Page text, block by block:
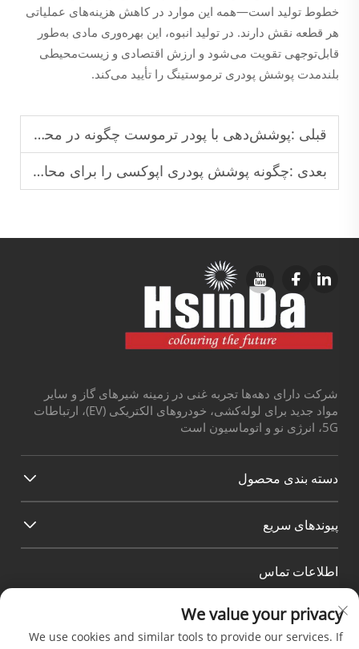
خطوط تولید است—همه این موارد در کاهش هزینه‌های عملیاتی
هر قطعه نقش دارند. در تولید انبوه، این بهره‌وری مادی به‌طور
قابل‌توجهی تقویت می‌شود و ارزش اقتصادی و زیست‌محیطی
بلندمدت پوشش پودری ترموستینگ را تأیید می‌کند.
قبلی :پوشش‌دهی با پودر ترموست چگونه در محیط‌های صنعتی در برابر خوردگی شیمیایی مقاومت می‌کند؟
بعدی :چگونه پوشش پودری اپوکسی را برای محافظت تجهیزات صنعتی سنگین انتخاب کنیم
شرکت دارای دهه‌ها تجربه غنی در زمینه شیرهای گاز و سایر
مواد جدید برای لوله‌کشی، خودروهای الکتریکی (EV)، ارتباطات
5G، انرژی نو و اتوماسیون است
دسته بندی محصول
پیوندهای سریع
اطلاعات تماس
صنعتی مدرن چندو، پی‌سیان چندو سیچوان چین
ایمیل:[email protected]
We value your privacy
We use cookies and similar tools to provide our services. If